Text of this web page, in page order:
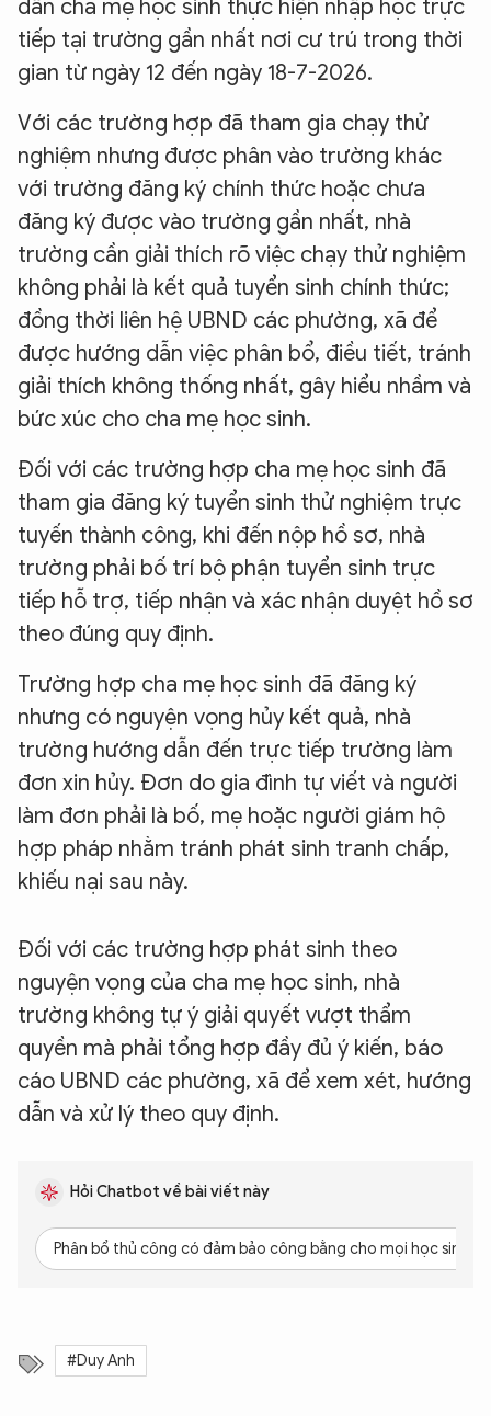
dẫn cha mẹ học sinh thực hiện nhập học trực
tiếp tại trường gần nhất nơi cư trú trong thời
gian từ ngày 12 đến ngày 18-7-2026.
Với các trường hợp đã tham gia chạy thử
nghiệm nhưng được phân vào trường khác
với trường đăng ký chính thức hoặc chưa
đăng ký được vào trường gần nhất, nhà
trường cần giải thích rõ việc chạy thử nghiệm
không phải là kết quả tuyển sinh chính thức;
đồng thời liên hệ UBND các phường, xã để
được hướng dẫn việc phân bổ, điều tiết, tránh
giải thích không thống nhất, gây hiểu nhầm và
bức xúc cho cha mẹ học sinh.
Đối với các trường hợp cha mẹ học sinh đã
tham gia đăng ký tuyển sinh thử nghiệm trực
tuyến thành công, khi đến nộp hồ sơ, nhà
trường phải bố trí bộ phận tuyển sinh trực
tiếp hỗ trợ, tiếp nhận và xác nhận duyệt hồ sơ
theo đúng quy định.
Trường hợp cha mẹ học sinh đã đăng ký
nhưng có nguyện vọng hủy kết quả, nhà
trường hướng dẫn đến trực tiếp trường làm
đơn xin hủy. Đơn do gia đình tự viết và người
làm đơn phải là bố, mẹ hoặc người giám hộ
hợp pháp nhằm tránh phát sinh tranh chấp,
khiếu nại sau này.
Đối với các trường hợp phát sinh theo
nguyện vọng của cha mẹ học sinh, nhà
trường không tự ý giải quyết vượt thẩm
quyền mà phải tổng hợp đầy đủ ý kiến, báo
cáo UBND các phường, xã để xem xét, hướng
dẫn và xử lý theo quy định.
Hỏi Chatbot về bài viết này
Phân bổ thủ công có đảm bảo công bằng cho mọi học sinh
#Duy Anh